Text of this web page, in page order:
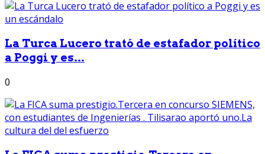
La Turca Lucero trató de estafador político
a Poggi y es...
0